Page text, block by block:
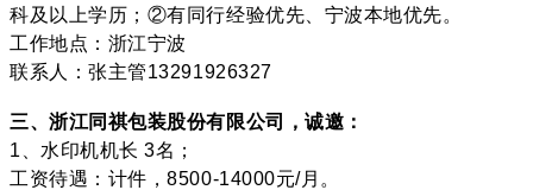
科及以上学历；②有同行经验优先、宁波本地优先。
工作地点：浙江宁波
联系人：张主管13291926327
三、浙江同祺包装股份有限公司，诚邀：
1、水印机机长 3名；
工资待遇：计件，8500-14000元/月。